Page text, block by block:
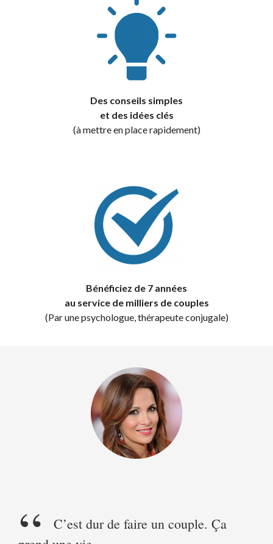
Des conseils simples
et des idées clés
(à mettre en place rapidement)
Bénéficiez de 7 années
au service de milliers de couples
(Par une psychologue, thérapeute conjugale)
C’est dur de faire un couple. Ça